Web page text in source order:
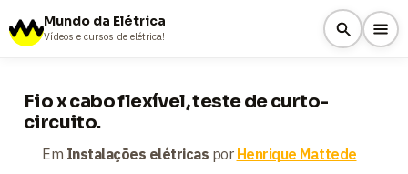
Mundo da Elétrica
Vídeos e cursos de elétrica!
Fio x cabo flexível, teste de curto-
circuito.
Em Instalações elétricas por Henrique Mattede